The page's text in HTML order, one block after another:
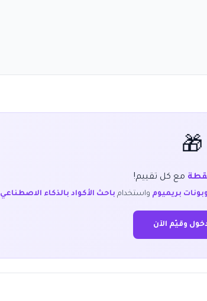
🎁
مع كل تقييم!
بريميوم واستخدام باحث الأكواد بالذكاء الاصطناعي
وقيّم الآن